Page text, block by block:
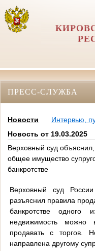
ПРЕСС-СЛУЖБА
Новости
Интервью,
Новость от 19.03.2025
Верховный суд объяснил,
общее имущество
банкротстве
Верховный суд
разъяснил правила
банкротстве
недвижимость можно
продавать с торгов.
направлена другому